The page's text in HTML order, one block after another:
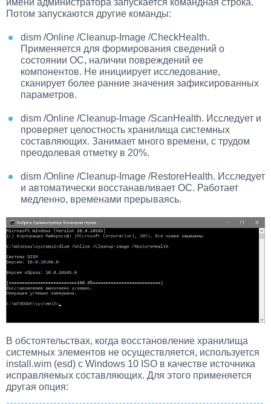
Потом запускаются другие команды:
dism /Online /Cleanup-Image /CheckHealth.
Применяется для формирования сведений о
состоянии ОС, наличии повреждений ее
компонентов. Не инициирует исследование,
сканирует более ранние значения зафиксированных
параметров.
dism /Online /Cleanup-Image /ScanHealth. Исследует и
проверяет целостность хранилища системных
составляющих. Занимает много времени, с трудом
преодолевая отметку в 20%.
dism /Online /Cleanup-Image /RestoreHealth. Исследует
и автоматически восстанавливает ОС. Работает
медленно, временами прерываясь.
В обстоятельствах, когда восстановление хранилища
системных элементов не осуществляется, используется
install.wim (esd) с Windows 10 ISO в качестве источника
исправляемых составляющих. Для этого применяется
другая опция: